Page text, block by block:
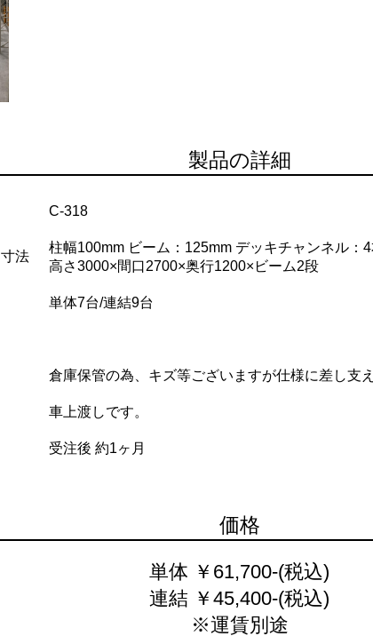
製品の詳細
C-318
法
柱幅100mm ビーム：125mm デッキチャンネル：
高さ3000×間口2700×奥行1200×ビーム2段
単体7台/連結9台
倉庫保管の為、キズ等ございますが仕様に差し支
車上渡しです。
受注後 約1ヶ月
価格
単体 ￥61,700-(税込)
連結 ￥45,400-(税込)
※運賃別途